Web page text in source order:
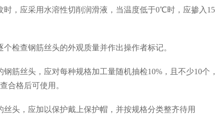
时，应采用水溶性切削润滑液，当温度低于0℃时，应掺入
个检查钢筋丝头的外观质量并作出操作者标记。
钢筋丝头，应对每种规格加工量随机抽检10%，且不少10
合格后可使用。
丝头，应加以保护戴上保护帽，并按规格分类整齐待用